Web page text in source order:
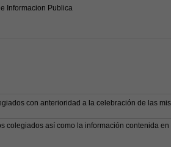
Informacion Publica
con anterioridad a la celebración de las
colegiados así como la información contenida